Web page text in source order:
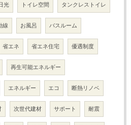
光 トイレ空間 タンクレストイレ
線 お風呂 バスルーム
省エネ 省エネ住宅 優遇制度
再生可能エネルギー
エネルギー エコ 断熱リノベ
次世代建材 サポート 耐震